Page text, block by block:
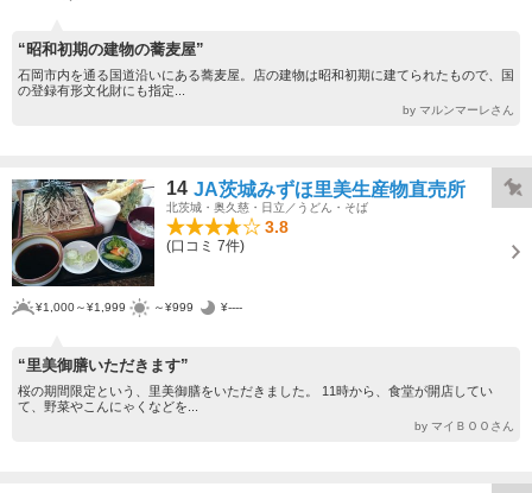
“昭和初期の建物の蕎麦屋”
石岡市内を通る国道沿いにある蕎麦屋。店の建物は昭和初期に建てられたもので、国
の登録有形文化財にも指定...
by マルンマーレさん
14 JA茨城みずほ里美生産物直売所
北茨城・奥久慈・日立／うどん・そば
3.8
(口コミ 7件)
¥1,000～¥1,999 ～¥999 ¥----
“里美御膳いただきます”
桜の期間限定という、里美御膳をいただきました。 11時から、食堂が開店してい
て、野菜やこんにゃくなどを...
by マイＢＯＯさん